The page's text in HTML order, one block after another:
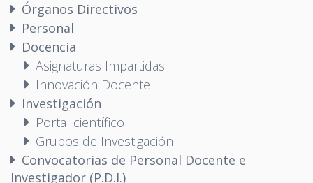
Órganos Directivos
Personal
Docencia
Asignaturas Impartidas
Innovación Docente
Investigación
Portal científico
Grupos de Investigación
Convocatorias de Personal Docente e
Investigador (P.D.I.)